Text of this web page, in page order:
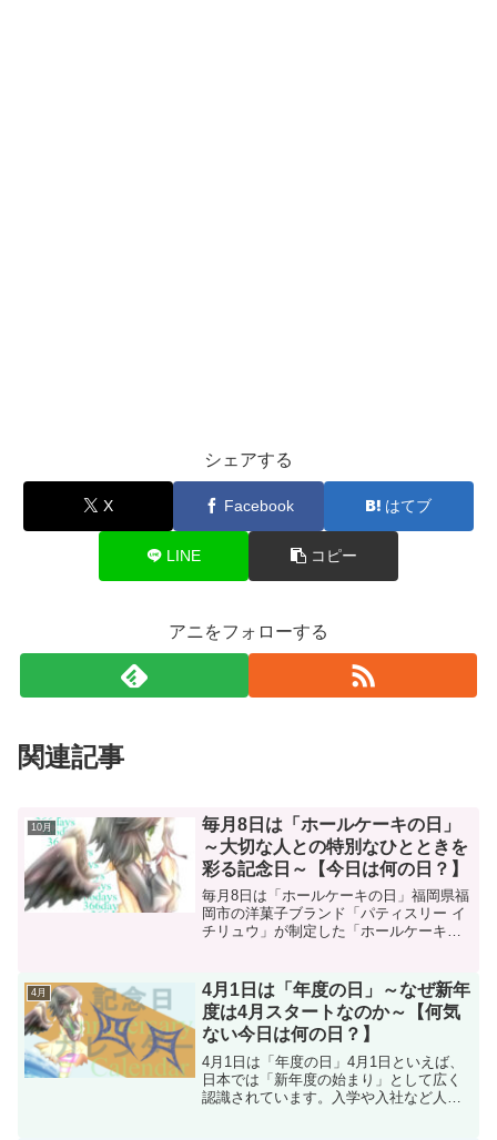
シェアする
X Facebook はてブ
LINE コピー
アニをフォローする
関連記事
10月
毎月8日は「ホールケーキの日」
～大切な人との特別なひとときを
彩る記念日～【今日は何の日？】
毎月8日は「ホールケーキの日」福岡県福
岡市の洋菓子ブランド「パティスリー イ
チリュウ」が制定した「ホールケーキの
ルケーキをより身近に感じてもらい、家
族や友人と一緒に幸...
4月
4月1日は「年度の日」～なぜ新年
度は4月スタートなのか～【何気
ない今日は何の日？】
4月1日は「年度の日」4月1日といえば、
日本では「新年度の始まり」として広く
認識されています。入学や入社など人生